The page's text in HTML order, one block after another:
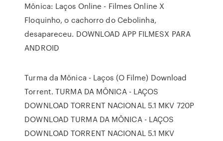
Mônica: Laços Online - Filmes Online X
Floquinho, o cachorro do Cebolinha,
desapareceu. DOWNLOAD APP FILMESX PARA
ANDROID
Turma da Mônica - Laços (O Filme) Download
Torrent. TURMA DA MÔNICA - LAÇOS
DOWNLOAD TORRENT NACIONAL 5.1 MKV 720P
DOWNLOAD TURMA DA MÔNICA - LAÇOS
DOWNLOAD TORRENT NACIONAL 5.1 MKV